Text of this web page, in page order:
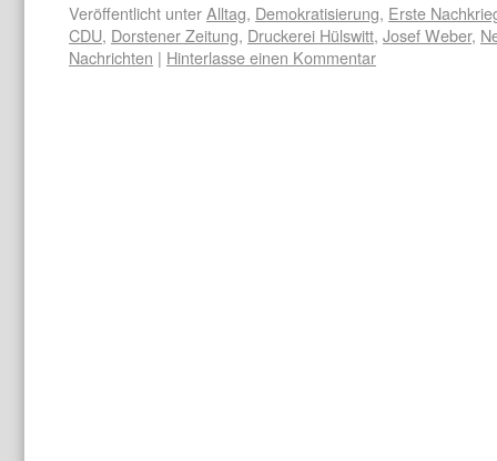
Veröffentlicht unterAlltag, Demokratisierung, Erste
CDU, Dorstener Zeitung, Druckerei Hülswitt, Josef Weber,
Nachrichten | Hinterlasse einen Kommentar